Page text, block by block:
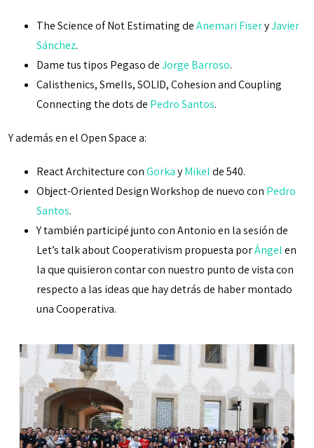
The Science of Not Estimating deAnemari FiseryJavier
Sánchez.
Dame tus tipos Pegaso deJorge Barroso.
Calisthenics, Smells, SOLID, Cohesion and Coupling
Connecting the dots de Pedro Santos.
Y además en el Open Space a:
React Architecture conGorkayMikelde 540.
Object-Oriented Design Workshop de nuevo con Pedro
Santos.
Y también participé junto con Antonio en la sesión de
Let’s talk about Cooperativism propuesta porÁngelen
la que quisieron contar con nuestro punto de vista con
respecto a las ideas que hay detrás de haber montado
una Cooperativa.